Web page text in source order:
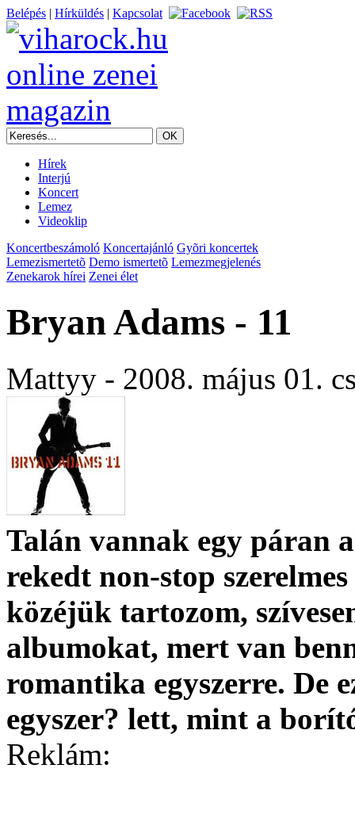
Belépés | Hírküldés | Kapcsolat
Hírek
Interjú
Koncert
Lemez
Videoklip
Koncertbeszámoló Koncertajánló Gyõri koncertek
Lemezismertetõ Demo ismertetõ Lemezmegjelenés
Zenekarok hírei Zenei élet
Bryan Adams - 11
Mattyy - 2008. május 01.
Talán vannak egy páran
rekedt non-stop szerelmes
közéjük tartozom,
albumokat, mert van
romantika egyszerre. De
egyszer? lett, mint a
Reklám: